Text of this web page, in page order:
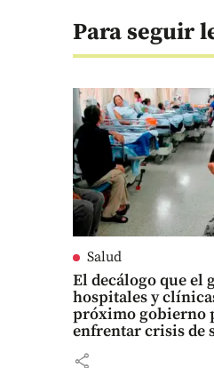
Para seguir
Salud
El decálogo que el
hospitales y
próximo gobierno
enfrentar crisis de
share